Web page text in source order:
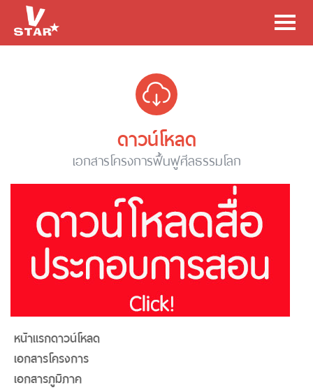
ดาวน์โหลด
เอกสารโครงการฟื้นฟูศีลธรรมโลก
หน้าแรกดาวน์โหลด
เอกสารโครงการ
เอกสารภูมิภาค